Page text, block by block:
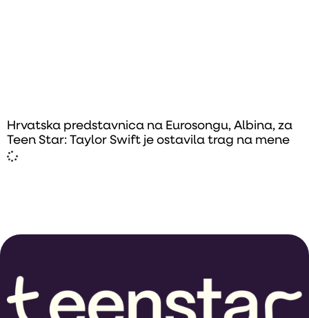
Hrvatska predstavnica na Eurosongu, Albina, za
Teen Star: Taylor Swift je ostavila trag na mene